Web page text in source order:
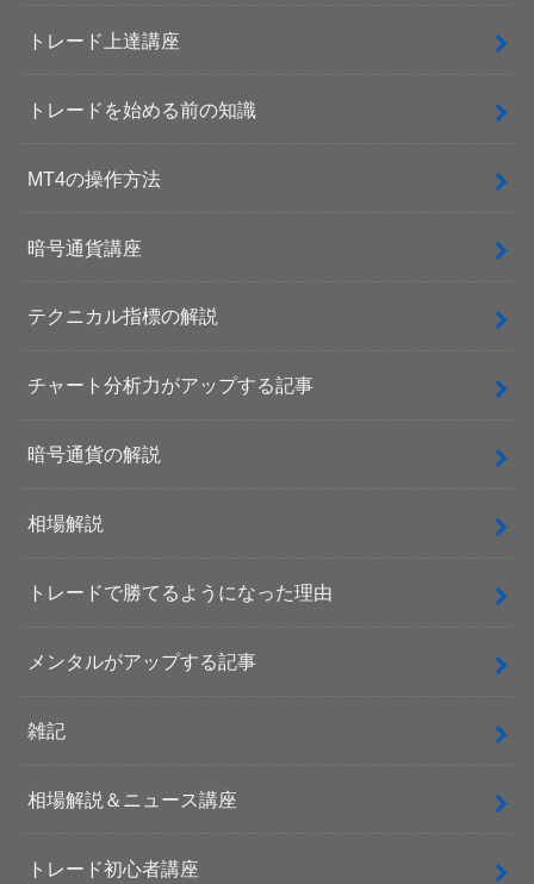
トレード上達講座
トレードを始める前の知識
MT4の操作方法
暗号通貨講座
テクニカル指標の解説
チャート分析力がアップする記事
暗号通貨の解説
相場解説
トレードで勝てるようになった理由
メンタルがアップする記事
雑記
相場解説＆ニュース講座
トレード初心者講座